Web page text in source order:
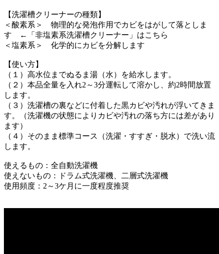
【洗濯槽クリーナーの種類】
＜酸素系＞ 物理的な発泡作用でカビをはがして落としま
す ←「非塩素系洗濯槽クリーナー」はこちら
＜塩素系＞ 化学的にカビを分解します
【使い方】
（１）高水位までぬるま湯（水）を給水します。
（２）本品全量を入れ2～3分運転して溶かし、約2時間放置
します。
（３）洗濯槽の裏などに付着した黒カビや汚れが浮いてきま
す。（洗濯機の状態によりカビや汚れの落ち方には差があり
ます）
（４）そのまま標準コース（洗濯・すすぎ・脱水）で洗い流
します。
使えるもの：全自動洗濯機
使えないもの：ドラム式洗濯機、二層式洗濯機
使用頻度：2～3ケ月に一度程度推奨